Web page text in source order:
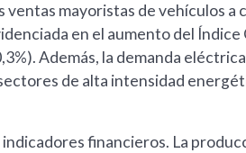
mayoristas de vehículos a
en el aumento del
Además, la demanda
de alta intensidad
financieros. La